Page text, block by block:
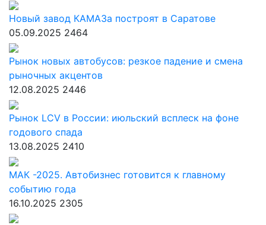
Новый завод КАМАЗа построят в Саратове
05.09.2025 2464
Рынок новых автобусов: резкое падение и смена
рыночных акцентов
12.08.2025 2446
Рынок LCV в России: июльский всплеск на фоне
годового спада
13.08.2025 2410
МАК -2025. Автобизнес готовится к главному
событию года
16.10.2025 2305